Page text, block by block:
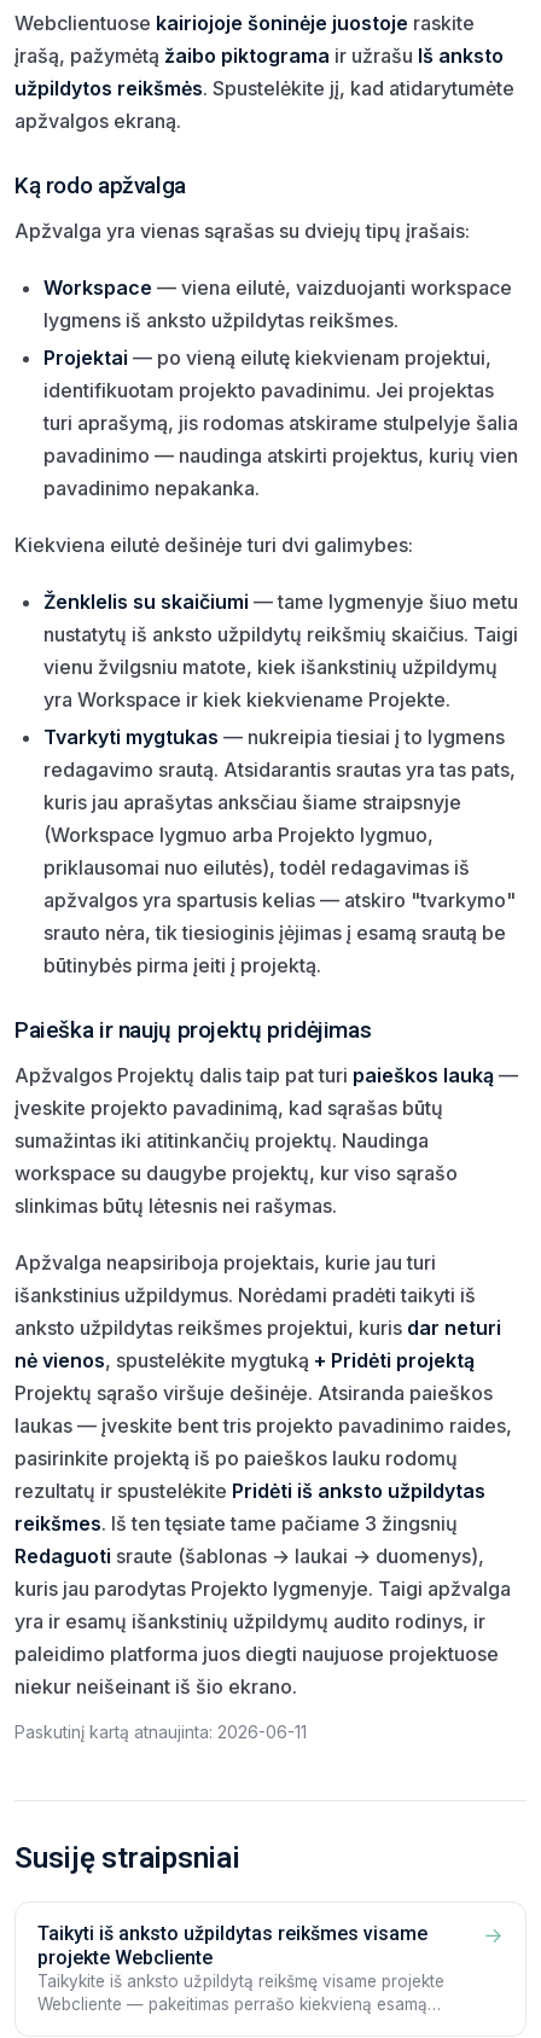
Webclientuose kairiojoje šoninėje juostoje raskite
įrašą, pažymėtą žaibo piktograma ir užrašu Iš anksto
užpildytos reikšmės. Spustelėkite jį, kad atidarytumėte
apžvalgos ekraną.
Ką rodo apžvalga
Apžvalga yra vienas sąrašas su dviejų tipų įrašais:
Workspace — viena eilutė, vaizduojanti workspace
lygmens iš anksto užpildytas reikšmes.
Projektai — po vieną eilutę kiekvienam projektui,
identifikuotam projekto pavadinimu. Jei projektas
turi aprašymą, jis rodomas atskirame stulpelyje šalia
pavadinimo — naudinga atskirti projektus, kurių vien
pavadinimo nepakanka.
Kiekviena eilutė dešinėje turi dvi galimybes:
Ženklelis su skaičiumi — tame lygmenyje šiuo metu
nustatytų iš anksto užpildytų reikšmių skaičius. Taigi
vienu žvilgsniu matote, kiek išankstinių užpildymų
yra Workspace ir kiek kiekviename Projekte.
Tvarkyti mygtukas — nukreipia tiesiai į to lygmens
redagavimo srautą. Atsidarantis srautas yra tas pats,
kuris jau aprašytas anksčiau šiame straipsnyje
(Workspace lygmuo arba Projekto lygmuo,
priklausomai nuo eilutės), todėl redagavimas iš
apžvalgos yra spartusis kelias — atskiro "tvarkymo"
srauto nėra, tik tiesioginis įėjimas į esamą srautą be
būtinybės pirma įeiti į projektą.
Paieška ir naujų projektų pridėjimas
Apžvalgos Projektų dalis taip pat turi paieškos lauką —
įveskite projekto pavadinimą, kad sąrašas būtų
sumažintas iki atitinkančių projektų. Naudinga
workspace su daugybe projektų, kur viso sąrašo
slinkimas būtų lėtesnis nei rašymas.
Apžvalga neapsiriboja projektais, kurie jau turi
išankstinius užpildymus. Norėdami pradėti taikyti iš
anksto užpildytas reikšmes projektui, kuris dar neturi
nė vienos, spustelėkite mygtuką + Pridėti projektą
Projektų sąrašo viršuje dešinėje. Atsiranda paieškos
laukas — įveskite bent tris projekto pavadinimo raides,
pasirinkite projektą iš po paieškos lauku rodomų
rezultatų ir spustelėkite Pridėti iš anksto užpildytas
reikšmes. Iš ten tęsiate tame pačiame 3 žingsnių
Redaguoti sraute (šablonas → laukai → duomenys),
kuris jau parodytas Projekto lygmenyje. Taigi apžvalga
yra ir esamų išankstinių užpildymų audito rodinys, ir
paleidimo platforma juos diegti naujuose projektuose
niekur neišeinant iš šio ekrano.
Paskutinį kartą atnaujinta: 2026-06-11
Susiję straipsniai
Taikyti iš anksto užpildytas reikšmes visame
projekte Webcliente
Taikykite iš anksto užpildytą reikšmę visame projekte
Webcliente — pakeitimas perrašo kiekvieną esamą
→